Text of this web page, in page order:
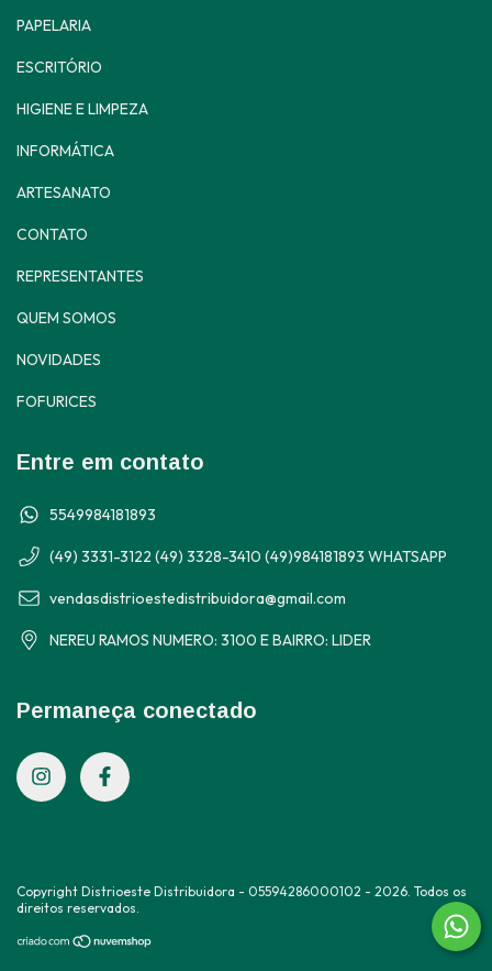
PAPELARIA
ESCRITÓRIO
HIGIENE E LIMPEZA
INFORMÁTICA
ARTESANATO
CONTATO
REPRESENTANTES
QUEM SOMOS
NOVIDADES
FOFURICES
Entre em contato
5549984181893
(49) 3331-3122 (49) 3328-3410 (49)984181893 WHATSAPP
vendasdistrioestedistribuidora@gmail.com
NEREU RAMOS NUMERO: 3100 E BAIRRO: LIDER
Permaneça conectado
Copyright Distrioeste Distribuidora - 05594286000102 - 2026. Todos os
direitos reservados.